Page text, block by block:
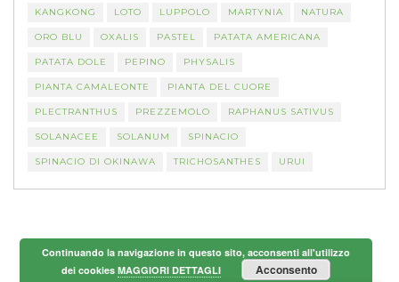
KANGKONG LOTO LUPPOLO MARTYNIA NATURA
ORO BLU OXALIS PASTEL PATATA AMERICANA
PATATA DOLE PEPINO PHYSALIS
PIANTA CAMALEONTE PIANTA DEL CUORE
PLECTRANTHUS PREZZEMOLO RAPHANUS SATIVUS
SOLANACEE SOLANUM SPINACIO
SPINACIO DI OKINAWA TRICHOSANTHES URUI
Continuando la navigazione in questo sito, acconsenti all'utilizzo
dei cookiesMAGGIORI DETTAGLI Acconsento